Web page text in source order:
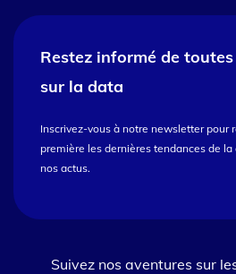
Restez informé de
sur la data
Inscrivez-vous à notre newsletter pour
première les dernières tendances de
nos actus.
Suivez nos aventures sur